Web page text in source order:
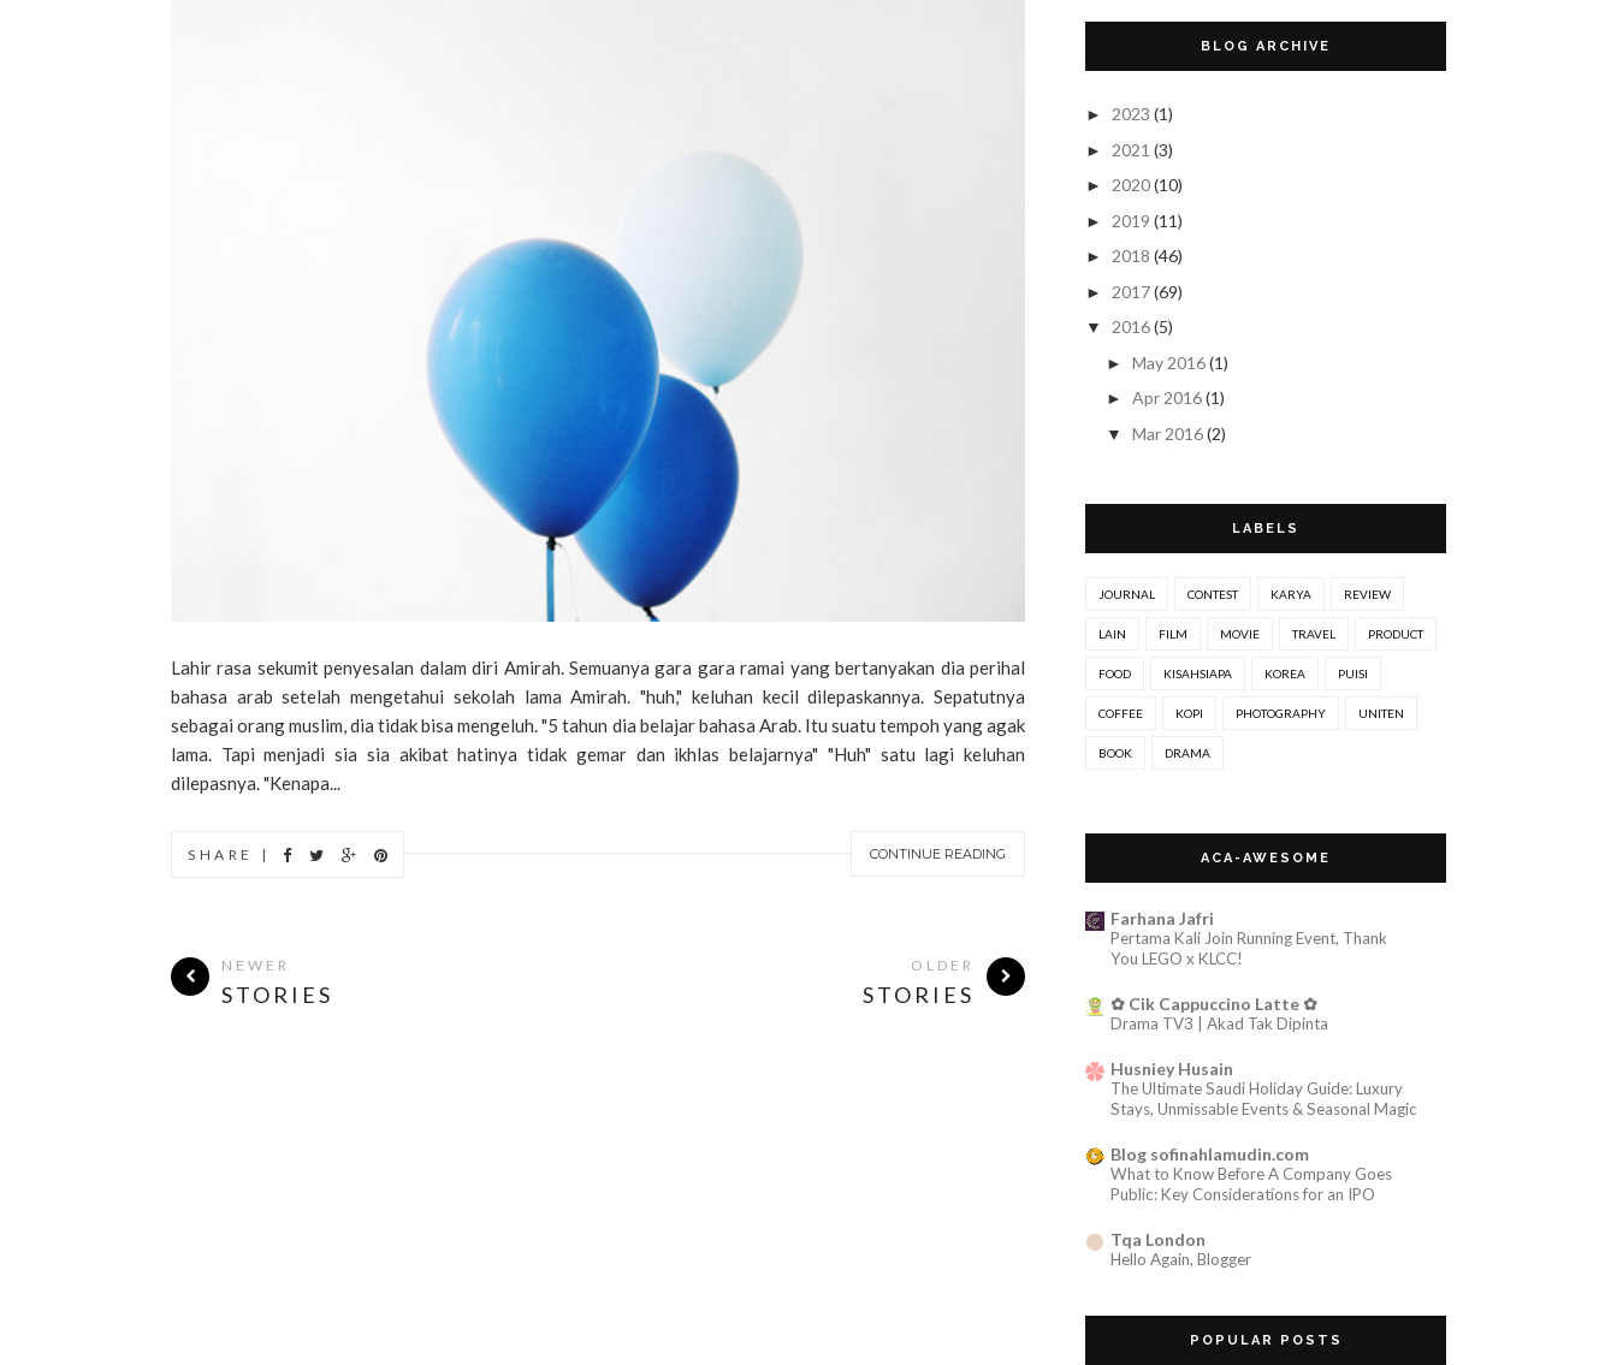
Lahir rasa sekumit penyesalan dalam diri Amirah. Semuanya gara gara ramai yang bertanyakan dia perihal
bahasa arab setelah mengetahui sekolah lama Amirah. "huh," keluhan kecil dilepaskannya. Sepatutnya
sebagai orang muslim, dia tidak bisa mengeluh. "5 tahun dia belajar bahasa Arab. Itu suatu tempoh yang agak
lama. Tapi menjadi sia sia akibat hatinya tidak gemar dan ikhlas belajarnya" "Huh" satu lagi keluhan
dilepasnya. "Kenapa...
CONTINUE READING
SHARE |
NEWER
STORIES
OLDER
STORIES
BLOG ARCHIVE
► 2023 (1)
► 2021 (3)
► 2020(10)
► 2019 (11)
► 2018 (46)
► 2017(69)
▼ 2016(5)
► May 2016(1)
► Apr 2016(1)
▼ Mar 2016(2)
►Feb 2016(1)
►2015
►2008(13)
LABELS
JOURNAL CONTEST KARYA REVIEW
LAIN FILM MOVIE TRAVEL PRODUCT
FOOD KISAHSIAPA KOREA PUISI
COFFEE KOPI PHOTOGRAPHY UNITEN
BOOK DRAMA
ACA-AWESOME
Farhana Jafri
Pertama Kali Join Running Event, Thank
You LEGO x KLCC!
✿ Cik Cappuccino Latte ✿
Drama TV3 | Akad Tak Dipinta
Husniey Husain
The Ultimate Saudi Holiday Guide: Luxury
Stays, Unmissable Events & Seasonal Magic
Blog sofinahlamudin.com
What to Know Before A Company Goes
Public: Key Considerations for an IPO
Tqa London
Hello Again, Blogger
POPULAR POSTS